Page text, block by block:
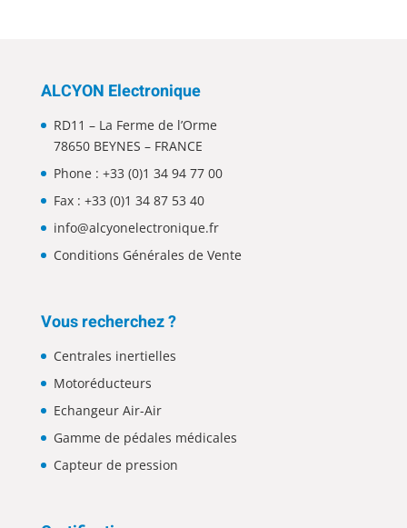
ALCYON Electronique
RD11 – La Ferme de l’Orme
78650 BEYNES – FRANCE
Phone : +33 (0)1 34 94 77 00
Fax : +33 (0)1 34 87 53 40
info@alcyonelectronique.fr
Conditions Générales de Vente
Vous recherchez ?
Centrales inertielles
Motoréducteurs
Echangeur Air-Air
Gamme de pédales médicales
Capteur de pression